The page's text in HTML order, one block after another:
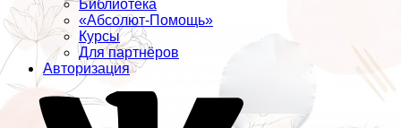
Библиотека
«Абсолют-Помощь»
Курсы
Для партнёров
Авторизация